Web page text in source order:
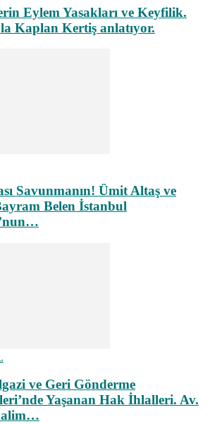
Eylem Yasakları ve Keyfilik.
Kaplan Kertiş anlatıyor.
Savunmanın! Ümit Altaş ve
Belen İstanbul
ve Geri Gönderme
Yaşanan Hak İhlalleri. Av.